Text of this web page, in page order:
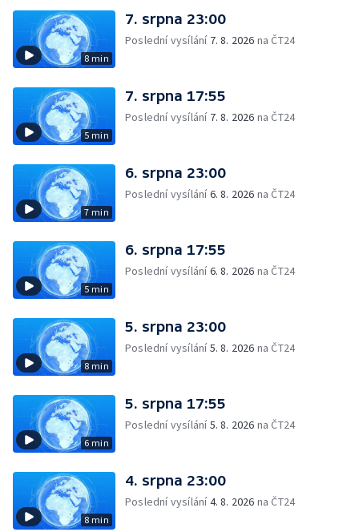
8 min
7. srpna 23:00
Poslední vysílání 7. 8. 2026 na ČT24
5 min
7. srpna 17:55
Poslední vysílání 7. 8. 2026 na ČT24
7 min
6. srpna 23:00
Poslední vysílání6. 8. 2026 na ČT24
5 min
6. srpna 17:55
Poslední vysílání6. 8. 2026 na ČT24
8 min
5. srpna 23:00
Poslední vysílání5. 8. 2026 na ČT24
6 min
5. srpna 17:55
Poslední vysílání5. 8. 2026 na ČT24
8 min
4. srpna 23:00
Poslední vysílání4. 8. 2026 na ČT24